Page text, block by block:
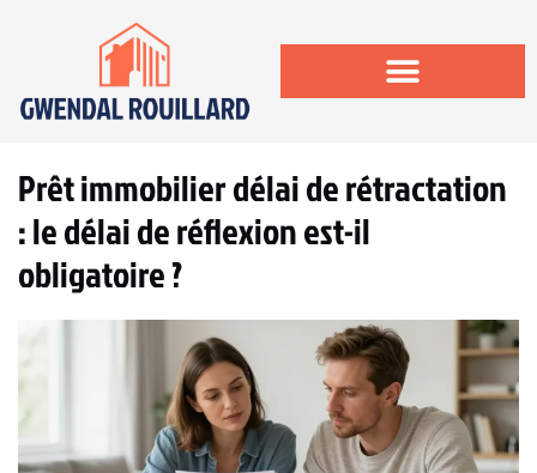
Prêt immobilier délai de rétractation
: le délai de réflexion est-il
obligatoire ?